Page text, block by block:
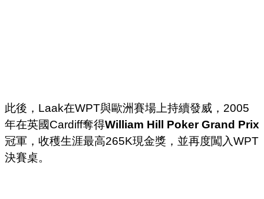
此後，Laak在WPT與歐洲賽場上持續發威，2005
年在英國Cardiff奪得William Hill Poker Grand Prix
冠軍，收穫生涯最高265K現金獎，並再度闖入WPT
決賽桌。